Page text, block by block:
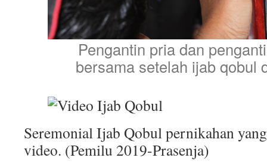
Pengantin pria dan
bersama setelah ijab qobul
Seremonial Ijab Qobul pernikahan
video. (Pemilu 2019-Prasenja)